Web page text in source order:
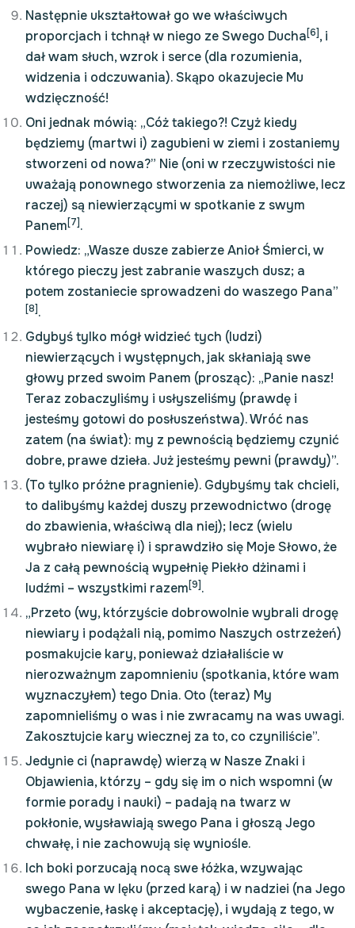
Następnie ukształtował go we właściwych
proporcjach i tchnął w niego ze Swego Ducha[6], i
dał wam słuch, wzrok i serce (dla rozumienia,
widzenia i odczuwania). Skąpo okazujecie Mu
wdzięczność!
Oni jednak mówią: „Cóż takiego?! Czyż kiedy
będziemy (martwi i) zagubieni w ziemi i zostaniemy
stworzeni od nowa?” Nie (oni w rzeczywistości nie
uważają ponownego stworzenia za niemożliwe, lecz
raczej) są niewierzącymi w spotkanie z swym
Panem[7].
Powiedz: „Wasze dusze zabierze Anioł Śmierci, w
którego pieczy jest zabranie waszych dusz; a
potem zostaniecie sprowadzeni do waszego Pana”
[8].
Gdybyś tylko mógł widzieć tych (ludzi)
niewierzących i występnych, jak skłaniają swe
głowy przed swoim Panem (prosząc): „Panie nasz!
Teraz zobaczyliśmy i usłyszeliśmy (prawdę i
jesteśmy gotowi do posłuszeństwa). Wróć nas
zatem (na świat): my z pewnością będziemy czynić
dobre, prawe dzieła. Już jesteśmy pewni (prawdy)”.
(To tylko próżne pragnienie). Gdybyśmy tak chcieli,
to dalibyśmy każdej duszy przewodnictwo (drogę
do zbawienia, właściwą dla niej); lecz (wielu
wybrało niewiarę i) i sprawdziło się Moje Słowo, że
Ja z całą pewnością wypełnię Piekło dżinami i
ludźmi – wszystkimi razem[9].
„Przeto (wy, którzyście dobrowolnie wybrali drogę
niewiary i podążali nią, pomimo Naszych ostrzeżeń)
posmakujcie kary, ponieważ działaliście w
nierozważnym zapomnieniu (spotkania, które wam
wyznaczyłem) tego Dnia. Oto (teraz) My
zapomnieliśmy o was i nie zwracamy na was uwagi.
Zakosztujcie kary wiecznej za to, co czyniliście”.
Jedynie ci (naprawdę) wierzą w Nasze Znaki i
Objawienia, którzy – gdy się im o nich wspomni (w
formie porady i nauki) – padają na twarz w
pokłonie, wysławiają swego Pana i głoszą Jego
chwałę, i nie zachowują się wyniośle.
Ich boki porzucają nocą swe łóżka, wzywając
swego Pana w lęku (przed karą) i w nadziei (na Jego
wybaczenie, łaskę i akceptację), i wydają z tego, w